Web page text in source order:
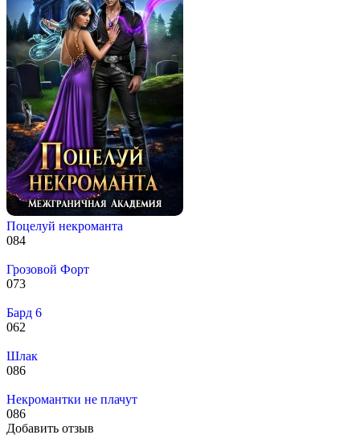
Поцелуй некроманта
084
Грозовой Форт
073
Бард 6
062
Шлак
086
Некромантки не плачут
086
Добавить отзыв